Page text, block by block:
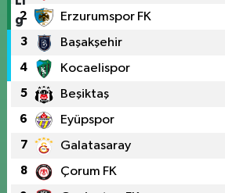
2 Erzurumspor FK
3 Başakşehir
4 Kocaelispor
5 Beşiktaş
6 Eyüpspor
7 Galatasaray
8 Çorum FK